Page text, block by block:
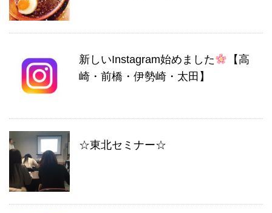
新しいInstagram始めました
【高
崎・前橋・伊勢崎・太田】
☆東北セミナー☆